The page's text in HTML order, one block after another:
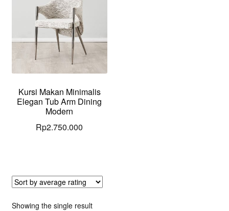
Kursi Makan Minimalis
Elegan Tub Arm Dining
Modern
Rp2.750.000
Showing the single result